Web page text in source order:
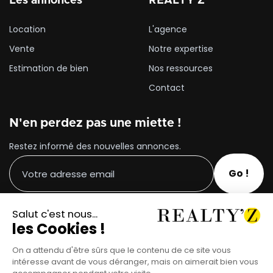
Location
Vente
Estimation de bien
L'agence
Notre expertise
Nos ressources
Contact
N'en perdez pas une miette !
Restez informé des nouvelles annonces.